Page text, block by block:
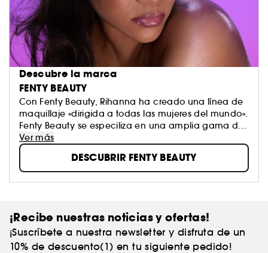
Descubre la marca
FENTY BEAUTY
Con Fenty Beauty, Rihanna ha creado una línea de
maquillaje «dirigida a todas las mujeres del mundo».
Fenty Beauty se especiliza en una amplia gama de
tonos de piel considerados como difíciles de
maquillar, identificando tonalidades universales. ¿Su
visión?: “No hay que maquillarse nunca por
obligación, ni dar la impresión de llevar un uniforme.
Debemos disfrutar de nuestra libertad, ser capaces
Ver más
DESCUBRIR FENTY BEAUTY
¡Recibe nuestras noticias y ofertas!
¡Suscríbete a nuestra newsletter y disfruta de un
10% de descuento(1) en tu siguiente pedido!